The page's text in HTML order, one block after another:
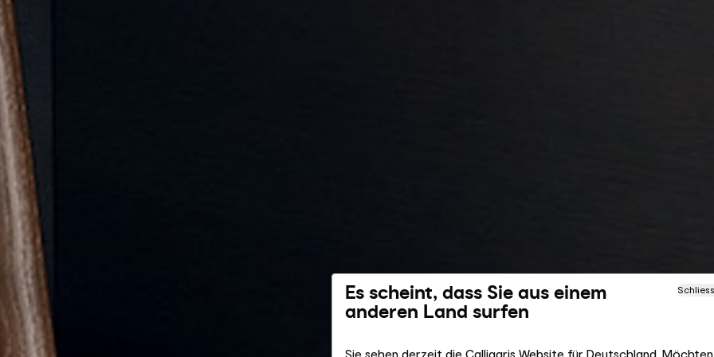
Es scheint, dass Sie aus einem
anderen Land surfen
Sie sehen derzeit die Calligaris Website für Deutschland. Möchten